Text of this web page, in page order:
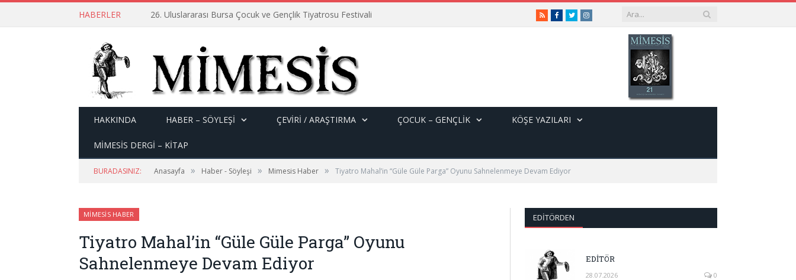
HABERLER 26. Uluslararası Bursa Çocuk ve Gençlik Tiyatrosu Festivali RSSFacebook
TwitterInstagram
HAKKINDA HABER – SÖYLEŞI ÇEVİRİ / ARAŞTIRMA ÇOCUK – GENÇLIK KÖŞE YAZILARI
MİMESİS DERGİ – KİTAP
BURADASINIZ: Anasayfa » Haber - Söyleşi » Mimesis Haber » Tiyatro Mahal’in “Güle Güle Parga” Oyunu Sahnelenmeye Devam Ediyor
MIMESIS HABER
Tiyatro Mahal’in “Güle Güle Parga” Oyunu
Sahnelenmeye Devam Ediyor
EDITÖRDEN
EDİTÖR
28.07.2026 0